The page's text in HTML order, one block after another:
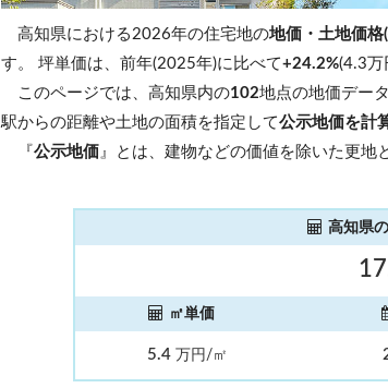
高知県における2026年の住宅地の地価・土地価格
す。坪単価は、前年(2025年)に比べて+24.2%(4.3
このページでは、高知県内の102地点の地価デー
駅からの距離や土地の面積を指定して公示地価を計
『公示地価 』とは、建物などの価値を除いた更地
高知県
㎡単価
5.4 万円/㎡